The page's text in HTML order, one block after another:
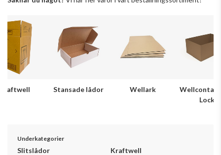
Stansade lådor Wellark
Lock
Underkategorier
Slitslådor
Kraftwell